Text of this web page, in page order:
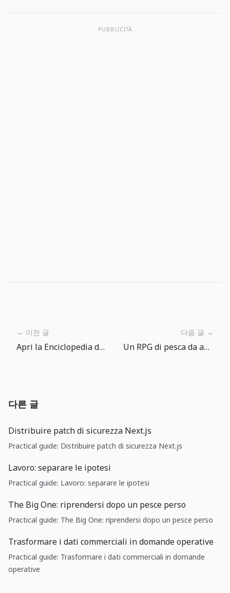
PUBBLICITÀ
← 이전 글
Apri la Enciclopedia dei Pesci per trovare la prossima cattura
다음 글 →
Un RPG di pesca da aprire quando ti annoi
다른 글
Distribuire patch di sicurezza Next.js
Practical guide: Distribuire patch di sicurezza Next.js
Lavoro: separare le ipotesi
Practical guide: Lavoro: separare le ipotesi
The Big One: riprendersi dopo un pesce perso
Practical guide: The Big One: riprendersi dopo un pesce perso
Trasformare i dati commerciali in domande operative
Practical guide: Trasformare i dati commerciali in domande
operative